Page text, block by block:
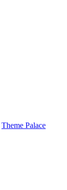
Theme Palace